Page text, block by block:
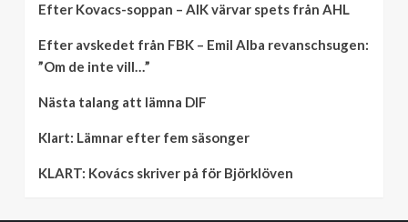
Efter Kovacs-soppan – AIK värvar spets från AHL
Efter avskedet från FBK – Emil Alba revanschsugen:
”Om de inte vill…”
Nästa talang att lämna DIF
Klart: Lämnar efter fem säsonger
KLART: Kovács skriver på för Björklöven